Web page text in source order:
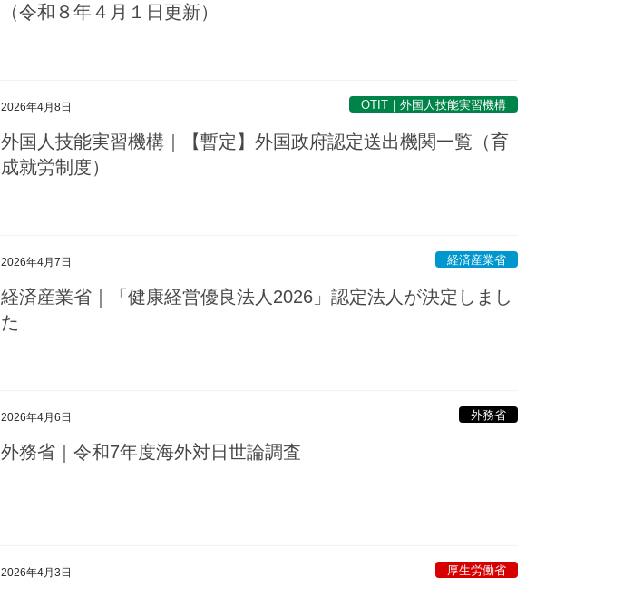
（令和８年４月１日更新）
2026年4月8日 OTIT｜外国人技能実習機構
外国人技能実習機構｜【暫定】外国政府認定送出機関一覧（育
成就労制度）
2026年4月7日 経済産業省
経済産業省｜「健康経営優良法人2026」認定法人が決定しまし
た
2026年4月6日 外務省
外務省｜令和7年度海外対日世論調査
2026年4月3日 厚生労働省